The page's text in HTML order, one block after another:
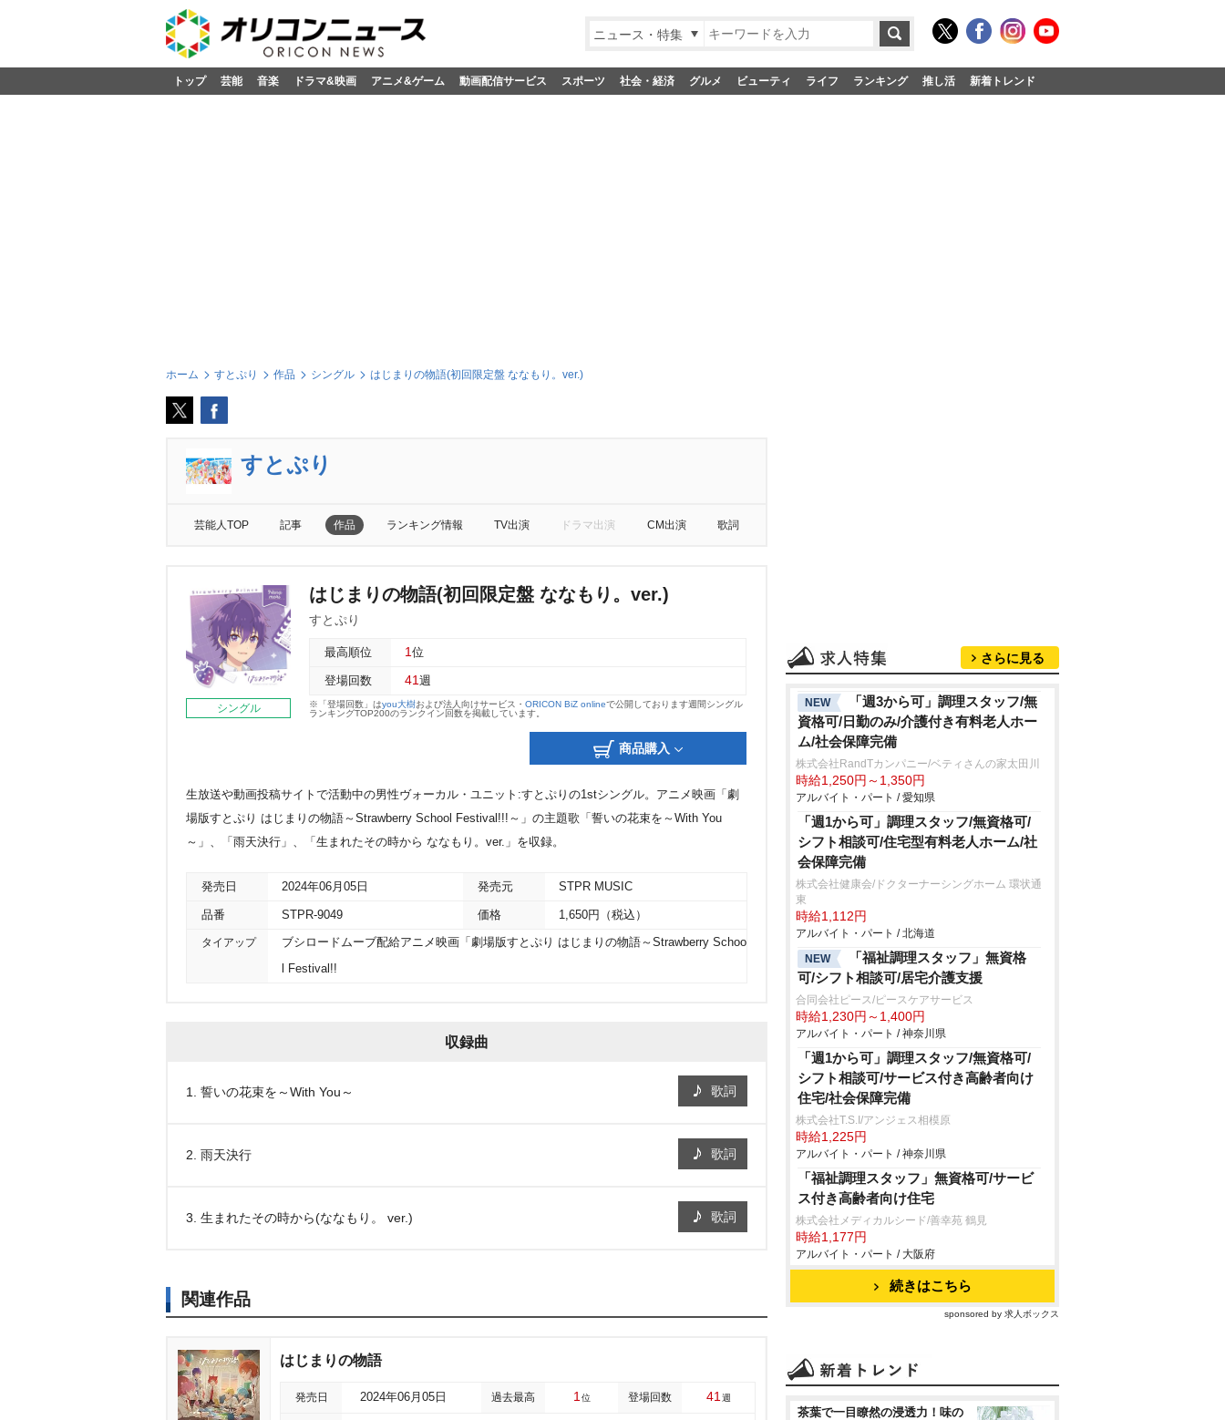
ニュース・特集
トップ 芸能 音楽 ドラマ&映画 アニメ&ゲーム 動画配信サービス スポーツ 社会・経済 グルメ ビューティ ライフ ランキング 推し活 新着トレンド
ホーム すとぷり 作品 シングル はじまりの物語(初回限定盤 ななもり。ver.)
すとぷり
芸能人TOP 記事 作品 ランキング情報 TV出演 ドラマ出演 CM出演 歌詞
シングル
はじまりの物語(初回限定盤 ななもり。ver.)
すとぷり
最高順位 1 位
登場回数 41 週
※「登場回数」はyou大樹および法人向けサービス・ ORICON BiZ onlineで公開しております週間シングル
ランキングTOP200のランクイン回数を掲載しています。
商品購入
生放送や動画投稿サイトで活動中の男性ヴォーカル・ユニット:すとぷりの1stシングル。アニメ映画「劇
場版すとぷり はじまりの物語～Strawberry School Festival!!!～」の主題歌「誓いの花束を～With You
～」、「雨天決行」、「生まれたその時から ななもり。ver.」を収録。
発売日 2024年06月05日 発売元 STPR MUSIC
品番 STPR-9049 価格 1,650円（税込）
タイアップ ブシロードムーブ配給アニメ映画「劇場版すとぷり はじまりの物語～Strawberry Schoo
l Festival!!
収録曲
1. 誓いの花束を～With You～ 歌詞
2. 雨天決行 歌詞
3. 生まれたその時から(ななもり。 ver.) 歌詞
関連作品
はじまりの物語
発売日 2024年06月05日 過去最高 1 位 登場回数 41 週
さらに見る
NEW
「週3から可」調理スタッフ/無
資格可/日勤のみ/介護付き有料老人ホー
ム/社会保障完備
株式会社RandTカンパニー/ベティさんの家太田川
時給1,250円～1,350円
アルバイト・パート / 愛知県
「週1から可」調理スタッフ/無資格可/
シフト相談可/住宅型有料老人ホーム/社
会保障完備
株式会社健康会/ドクターナーシングホーム 環状通
東
時給1,112円
アルバイト・パート / 北海道
NEW
「福祉調理スタッフ」無資格
可/シフト相談可/居宅介護支援
合同会社ピース/ピースケアサービス
時給1,230円～1,400円
アルバイト・パート / 神奈川県
「週1から可」調理スタッフ/無資格可/
シフト相談可/サービス付き高齢者向け
住宅/社会保障完備
株式会社T.S.I/アンジェス相模原
時給1,225円
アルバイト・パート / 神奈川県
「福祉調理スタッフ」無資格可/サービ
ス付き高齢者向け住宅
株式会社メディカルシード/善幸苑 鶴見
時給1,177円
アルバイト・パート / 大阪府
続きはこちら
sponsored by 求人ボックス
茶葉で一目瞭然の浸透力！味の